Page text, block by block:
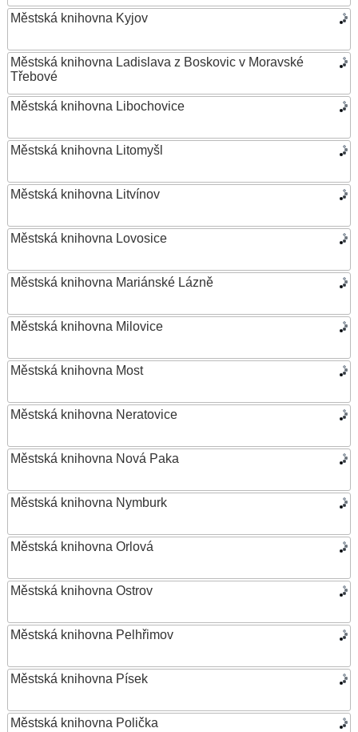
Městská knihovna Kyjov
Městská knihovna Ladislava z Boskovic v Moravské
Třebové
Městská knihovna Libochovice
Městská knihovna Litomyšl
Městská knihovna Litvínov
Městská knihovna Lovosice
Městská knihovna Mariánské Lázně
Městská knihovna Milovice
Městská knihovna Most
Městská knihovna Neratovice
Městská knihovna Nová Paka
Městská knihovna Nymburk
Městská knihovna Orlová
Městská knihovna Ostrov
Městská knihovna Pelhřimov
Městská knihovna Písek
Městská knihovna Polička